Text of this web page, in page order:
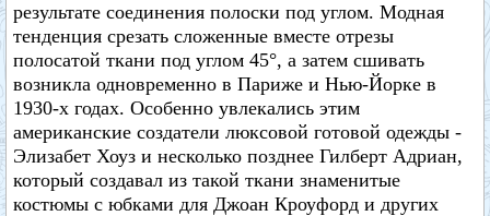
результате соединения полоски под углом. Модная
тенденция срезать сложенные вместе отрезы
полосатой ткани под углом 45°, а затем сшивать
возникла одновременно в Париже и Нью-Йорке в
1930-х годах. Особенно увлекались этим
американские создатели люксовой готовой одежды -
Элизабет Хоуз и несколько позднее Гилберт Адриан,
который создавал из такой ткани знаменитые
костюмы с юбками для Джоан Кроуфорд и других